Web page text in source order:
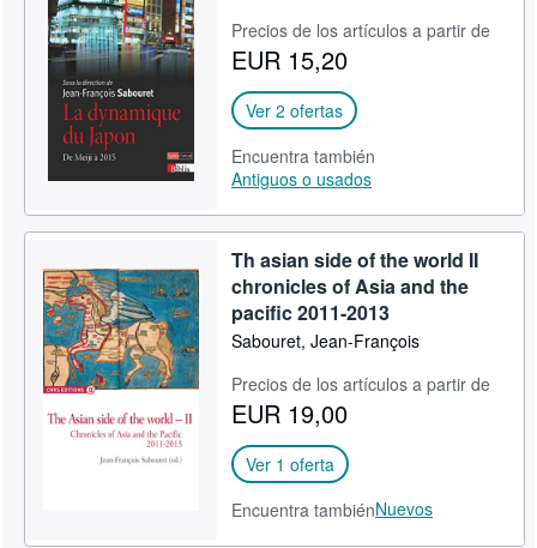
Precios de los artículos a partir de
EUR 15,20
Ver 2 ofertas
Encuentra también
Antiguos o usados
Th asian side of the world II
chronicles of Asia and the
pacific 2011-2013
Sabouret, Jean-François
Precios de los artículos a partir de
EUR 19,00
Ver 1 oferta
Encuentra tambiénNuevos